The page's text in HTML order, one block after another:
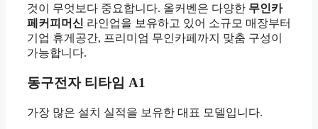
것이 무엇보다 중요합니다. 올커벤은 다양한 무인카
페커피머신 라인업을 보유하고 있어 소규모 매장부터
기업 휴게공간, 프리미엄 무인카페까지 맞춤 구성이
가능합니다.
동구전자 티타임 A1
가장 많은 설치 실적을 보유한 대표 모델입니다.